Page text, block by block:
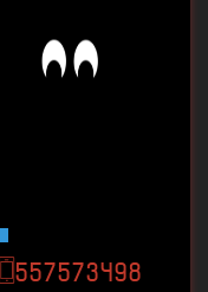
557573498